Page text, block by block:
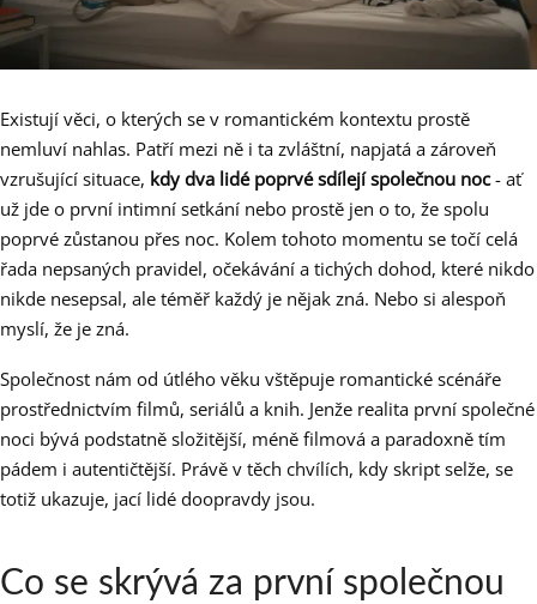
Existují věci, o kterých se v romantickém kontextu prostě
nemluví nahlas. Patří mezi ně i ta zvláštní, napjatá a zároveň
vzrušující situace, kdy dva lidé poprvé sdílejí společnou noc- ať
už jde o první intimní setkání nebo prostě jen o to, že spolu
poprvé zůstanou přes noc. Kolem tohoto momentu se točí celá
řada nepsaných pravidel, očekávání a tichých dohod, které nikdo
nikde nesepsal, ale téměř každý je nějak zná. Nebo si alespoň
myslí, že je zná.
Společnost nám od útlého věku vštěpuje romantické scénáře
prostřednictvím filmů, seriálů a knih. Jenže realita první společné
noci bývá podstatně složitější, méně filmová a paradoxně tím
pádem i autentičtější. Právě v těch chvílích, kdy skript selže, se
totiž ukazuje, jací lidé doopravdy jsou.
Co se skrývá za první společnou